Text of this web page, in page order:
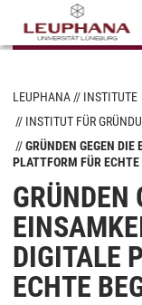
LEUPHANA
INSTITUTE
INSTITUT FÜR
GRÜNDEN GEGEN
PLATTFORM FÜR ECHTE
GRÜNDEN
DIGITALE
ECHTE